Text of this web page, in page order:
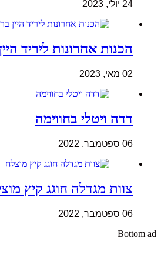
24 יולי, 2023
הכנות אחרונות ליריד
02 מאי, 2023
דדה ויטלי בחווימה
06 ספטמבר, 2022
צוות מגדלה חוגג קיץ
06 ספטמבר, 2022
Bottom ad